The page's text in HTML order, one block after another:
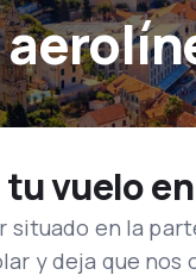
tu vuelo
situado en la
y deja que nos